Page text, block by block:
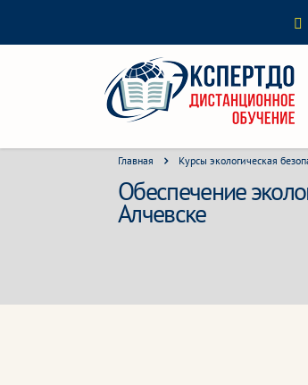
Главная Курсы экологическая
Обеспечение
Алчевске